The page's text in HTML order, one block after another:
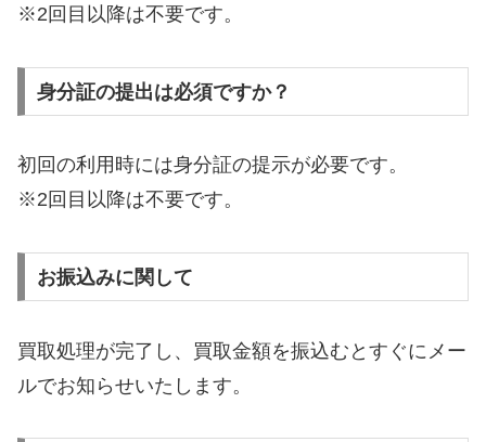
※2回目以降は不要です。
身分証の提出は必須ですか？
初回の利用時には身分証の提示が必要です。
※2回目以降は不要です。
お振込みに関して
買取処理が完了し、買取金額を振込むとすぐにメー
ルでお知らせいたします。